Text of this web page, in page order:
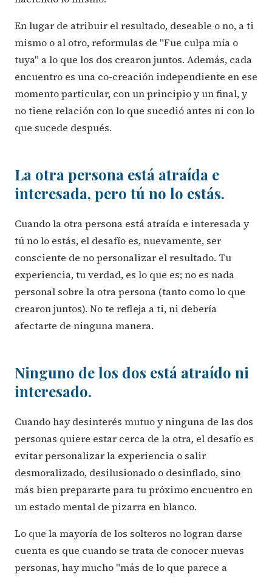
En lugar de atribuir el resultado, deseable o no, a ti
mismo o al otro, reformulas de "Fue culpa mía o
tuya" a lo que los dos crearon juntos. Además, cada
encuentro es una co-creación independiente en ese
momento particular, con un principio y un final, y
no tiene relación con lo que sucedió antes ni con lo
que sucede después.
La otra persona está atraída e
interesada, pero tú no lo estás.
Cuando la otra persona está atraída e interesada y
tú no lo estás, el desafío es, nuevamente, ser
consciente de no personalizar el resultado. Tu
experiencia, tu verdad, es lo que es; no es nada
personal sobre la otra persona (tanto como lo que
crearon juntos). No te refleja a ti, ni debería
afectarte de ninguna manera.
Ninguno de los dos está atraído ni
interesado.
Cuando hay desinterés mutuo y ninguna de las dos
personas quiere estar cerca de la otra, el desafío es
evitar personalizar la experiencia o salir
desmoralizado, desilusionado o desinflado, sino
más bien prepararte para tu próximo encuentro en
un estado mental de pizarra en blanco.
Lo que la mayoría de los solteros no logran darse
cuenta es que cuando se trata de conocer nuevas
personas, hay mucho "más de lo que parece a